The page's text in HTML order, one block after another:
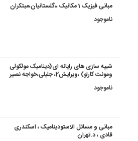
مبانی فیزیک 1 مکانیک ،،گلستانیان،مبتکران
ناموجود
شبیه سازی های رایانه ای(دینامیک مولکولی
ومونت کارلو) ،ویرایش2، جلیلی،خواجه نصیر
ناموجود
مبانی و مسائل الاستودینامیک ، اسکندری
قادی ، د.تهران